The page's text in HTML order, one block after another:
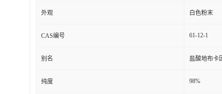
外观 白色粉末
CAS编号 61-12-1
别名 盐酸地布卡
纯度 98%